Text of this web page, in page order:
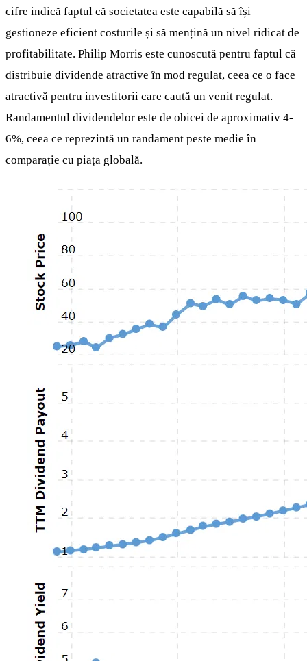
cifre indică faptul că societatea este capabilă să își
gestioneze eficient costurile și să mențină un nivel ridicat de
profitabilitate. Philip Morris este cunoscută pentru faptul că
distribuie dividende atractive în mod regulat, ceea ce o face
atractivă pentru investitorii care caută un venit regulat.
Randamentul dividendelor este de obicei de aproximativ 4-
6%, ceea ce reprezintă un randament peste medie în
comparație cu piața globală.